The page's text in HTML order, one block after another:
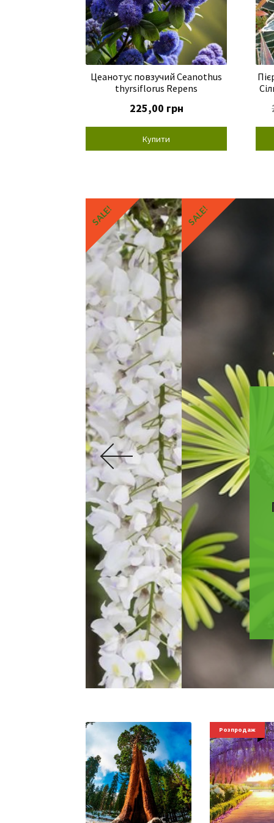
Цеанотус повзучий Ceanothus
thyrsiflorus Repens
225,00 грн
Купити
SALE! SALE!
Розпродаж